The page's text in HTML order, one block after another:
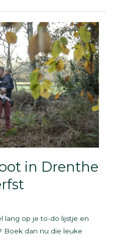
in Drenthe
lang op je to-do lijstje en
Boek dan nu die leuke